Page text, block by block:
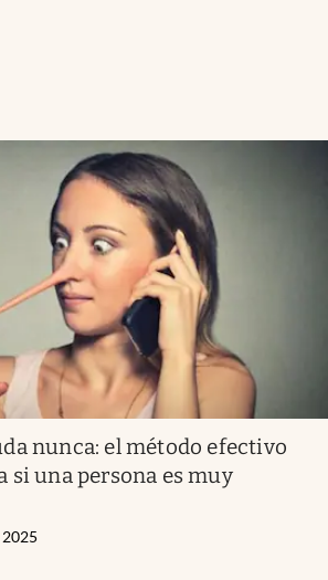
nunca: el método efectivo
si una persona es muy